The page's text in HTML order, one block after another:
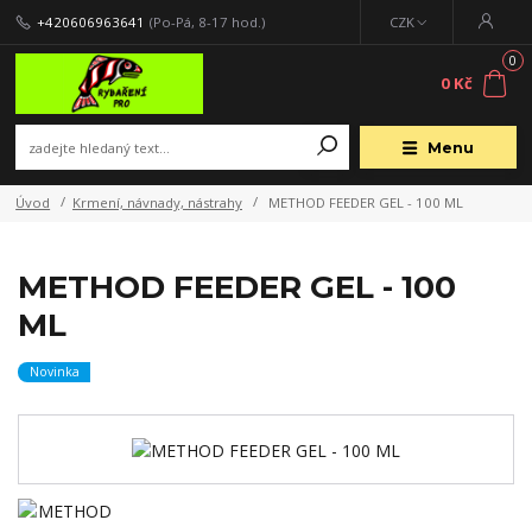
Menu
CZK
+420606963641 (Po-Pá, 8-17 hod.)
0
0 Kč
Úvod Krmení, návnady, nástrahy METHOD FEEDER GEL - 100 ML
METHOD FEEDER GEL - 100
ML
Novinka